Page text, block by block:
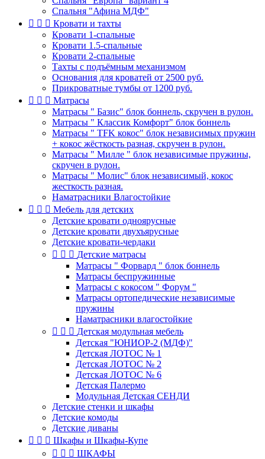
Спальня "Афина МДФ"
   Кровати и тахты
Кровати 1-спальные
Кровати 1.5-спальные
Кровати 2-спальные
Тахты с подъёмным механизмом
Основания для кроватей от 2500 руб.
Прикроватные тумбы от 1200 руб.
   Матрасы
Матрасы " Базис" блок боннель, скручен в рулон.
Матрасы " Классик Комфорт" блок боннель
Матрасы " TFK кокос" блок независимых пружин
+ кокос жёсткость разная, скручен в рулон.
Матрасы " Милле " блок независимые пружины,
скручен в рулон.
Матрасы " Молис" блок независимый, кокос
жесткость разная.
Наматрасники Влагостойкие
   Мебель для детских
Детские кровати одноярусные
Детские кровати двухъярусные
Детские кровати-чердаки
   Детские матрасы
Матрасы " Форвард " блок боннель
Матрасы беспружинные
Матрасы с кокосом " Форум "
Матрасы ортопедические независимые
пружины
Наматрасники влагостойкие
   Детская модульная мебель
Детская "ЮНИОР-2 (МДФ)"
Детская ЛОТОС № 1
Детская ЛОТОС № 2
Детская ЛОТОС № 6
Детская Палермо
Модульная Детская СЕНДИ
Детские стенки и шкафы
Детские комоды
Детские диваны
   Шкафы и Шкафы-Купе
   ШКАФЫ